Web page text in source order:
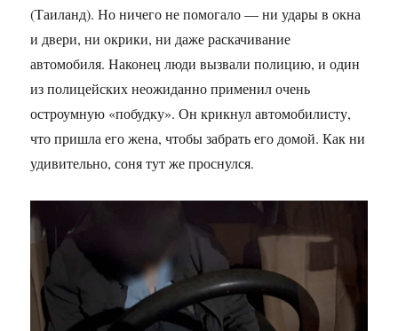
(Таиланд). Но ничего не помогало — ни удары в окна
и двери, ни окрики, ни даже раскачивание
автомобиля. Наконец люди вызвали полицию, и один
из полицейских неожиданно применил очень
остроумную «побудку». Он крикнул автомобилисту,
что пришла его жена, чтобы забрать его домой. Как ни
удивительно, соня тут же проснулся.